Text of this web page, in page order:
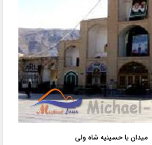
میدان یا حسینیه شاه ولی